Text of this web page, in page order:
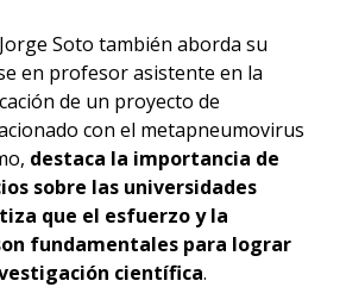
Soto también aborda su
en profesor asistente en la
de un proyecto de
con el metapneumovirus
destaca la importancia de
sobre las universidades
que el esfuerzo y la
fundamentales para lograr
científica.